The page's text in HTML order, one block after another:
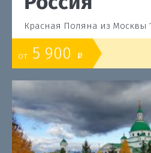
Красная Поляна из Москвы
от 5 900 o